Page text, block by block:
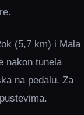
(5,7 km) i Mala
nakon tunela
na pedalu. Za